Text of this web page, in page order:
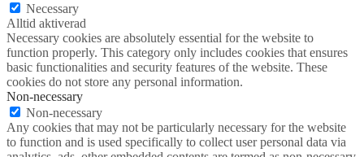
Necessary
Alltid aktiverad
Necessary cookies are absolutely essential for the website to
function properly. This category only includes cookies that ensures
basic functionalities and security features of the website. These
cookies do not store any personal information.
Non-necessary
Non-necessary
Any cookies that may not be particularly necessary for the website
to function and is used specifically to collect user personal data via